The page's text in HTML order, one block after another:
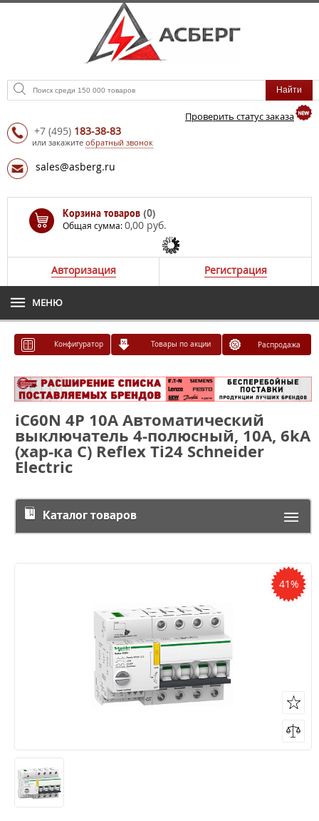
Проверить статус заказа
+7 (495) 183-38-83
или закажите обратный звонок
sales@asberg.ru
Корзина товаров (0)
Общая сумма:0,00 руб.
Авторизация Регистрация
МЕНЮ
Конфигуратор Товары по акции Распродажа
iC60N 4P 10A Автоматический
выключатель 4-полюсный, 10А, 6kA
(хар-ка С) Reflex Ti24 Schneider
Electric
Каталог товаров
41%